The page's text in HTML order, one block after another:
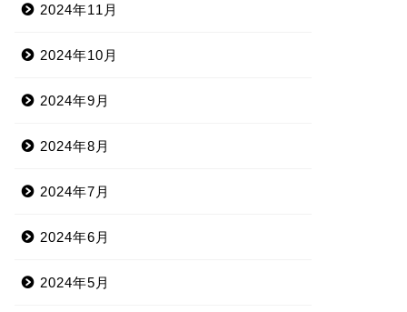
2024年11月
2024年10月
2024年9月
2024年8月
2024年7月
2024年6月
2024年5月